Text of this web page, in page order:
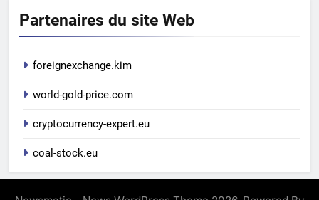
Partenaires du site Web
foreignexchange.kim
world-gold-price.com
cryptocurrency-expert.eu
coal-stock.eu